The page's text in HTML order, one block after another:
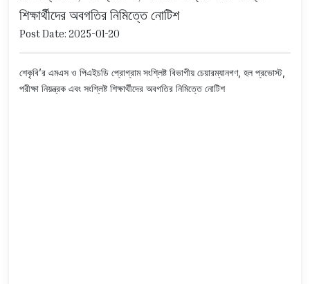
শিক্ষার্থীদের অবগতির নিমিত্তে নোটিশ
Post Date: 2025-01-20
শেকৃবি’র এমএস ও পিএইচডি প্রোগ্রাম সংশ্লিষ্ট বিভাগীয় চেয়ারম্যানগণ, হল প্রভোস্ট,
পরীক্ষা নিয়ন্ত্রক এবং সংশ্লিষ্ট শিক্ষার্থীদের অবগতির নিমিত্তে নোটিশ